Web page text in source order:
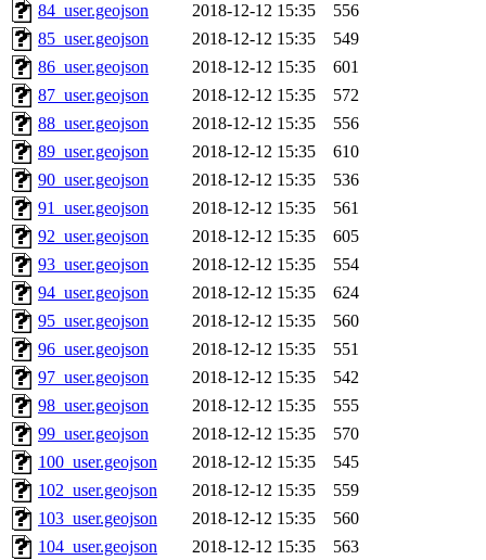
84_user.geojson
2018-12-12 15:35
556
85_user.geojson
2018-12-12 15:35
549
86_user.geojson
2018-12-12 15:35
601
87_user.geojson
2018-12-12 15:35
572
88_user.geojson
2018-12-12 15:35
556
89_user.geojson
2018-12-12 15:35
610
90_user.geojson
2018-12-12 15:35
536
91_user.geojson
2018-12-12 15:35
561
92_user.geojson
2018-12-12 15:35
605
93_user.geojson
2018-12-12 15:35
554
94_user.geojson
2018-12-12 15:35
624
95_user.geojson
2018-12-12 15:35
560
96_user.geojson
2018-12-12 15:35
551
97_user.geojson
2018-12-12 15:35
542
98_user.geojson
2018-12-12 15:35
555
99_user.geojson
2018-12-12 15:35
570
100_user.geojson
2018-12-12 15:35
545
102_user.geojson
2018-12-12 15:35
559
103_user.geojson
2018-12-12 15:35
560
104_user.geojson
2018-12-12 15:35
563